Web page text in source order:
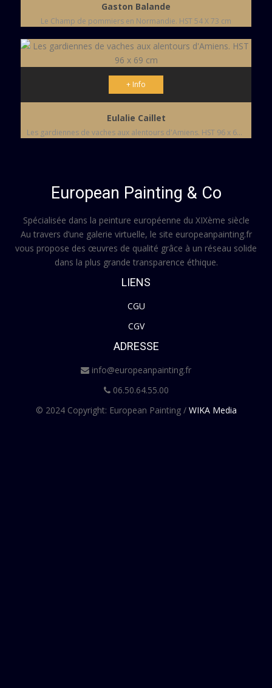
Gaston Balande
Le Champ de pommiers en Normandie. HST 54 X 73 cm
+ Info
Eulalie Caillet
Les gardiennes de vaches aux alentours d'Amiens. HST 96 x 69 cm
European Painting & Co
Spécialisée dans la peinture européenne du XIXème siècle
Au travers d’une galerie virtuelle, le site europeanpainting.fr
vous propose des œuvres de qualité grâce à un réseau solide
dans la plus grande transparence éthique.
LIENS
CGU
CGV
ADRESSE
info@europeanpainting.fr
06.50.64.55.00
© 2024 Copyright: European Painting / WIKA Media